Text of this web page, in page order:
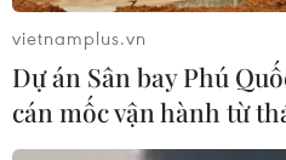
vietnamplus.vn
Dự án Sân bay Phú
cán mốc vận hành từ